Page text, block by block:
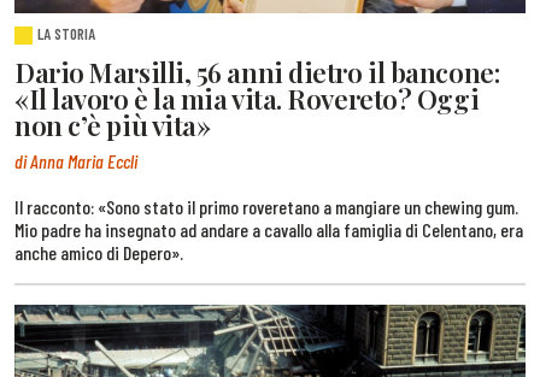
LA STORIA
Dario Marsilli, 56 anni dietro il bancone:
«Il lavoro è la mia vita. Rovereto? Oggi
non c’è più vita»
di Anna Maria Eccli
Il racconto: «Sono stato il primo roveretano a mangiare un chewing gum.
Mio padre ha insegnato ad andare a cavallo alla famiglia di Celentano, era
anche amico di Depero».